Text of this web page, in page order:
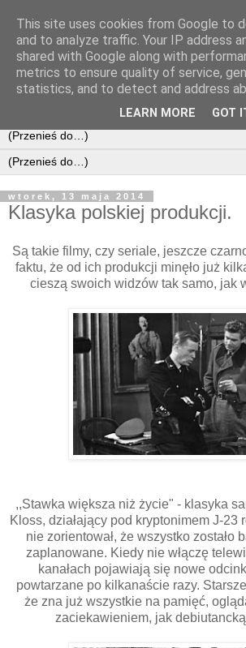
wtorek, 13 maja 2014
Klasyka polskiej produkcji.
Są takie filmy, czy seriale, jeszcze
faktu, że od ich produkcji minęło już
cieszą swoich widzów tak samo, jak
,,Stawka większa niż życie" - klasyka
Kloss, działający pod kryptonimem J-23
nie zorientował, że wszystko zostało
zaplanowane. Kiedy nie włączę
kanałach pojawiają się nowe
powtarzane po kilkanaście razy.
że zna już wszystkie na pamięć,
zaciekawieniem, jak
This site uses cookies from Google to
and to analyze traffic. Your IP address
shared with Google along with
metrics to ensure quality of service,
statistics, and to detect and address
LEARN MORE GOT